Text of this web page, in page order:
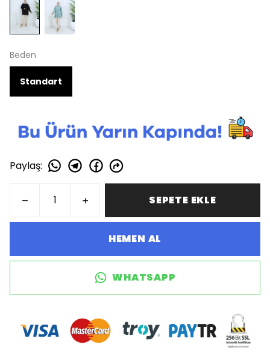
Beden
Standart
Paylaş:
SEPETE EKLE
HEMEN AL
WHATSAPP